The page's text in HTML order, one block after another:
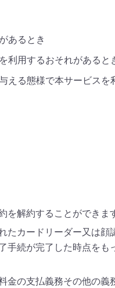
あるとき
利用するおそれがあると
る態様で本サービスを
解約することができま
カードリーダー又は顔
手続が完了した時点をも
の支払義務その他の義